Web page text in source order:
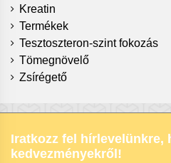
Kreatin
Termékek
Tesztoszteron-szint fokozás
Tömegnövelő
Zsírégető
Iratkozz fel hírlevelünkre,
kedvezményekről!